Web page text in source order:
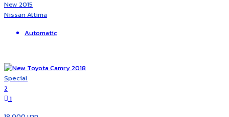
New 2015
Nissan Altima
Automatic
Special
2
1